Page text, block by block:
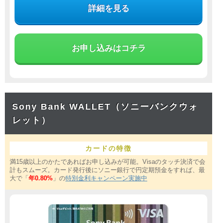
詳細を見る
お申し込みはコチラ
Sony Bank WALLET（ソニーバンクウォ
レット）
カードの特徴
満15歳以上のかたであればお申し込みが可能。Visaのタッチ決済で会
計もスムーズ。カード発行後にソニー銀行で円定期預金をすれば、最
大で「 年0.80% 」の特別金利キャンペーン実施中